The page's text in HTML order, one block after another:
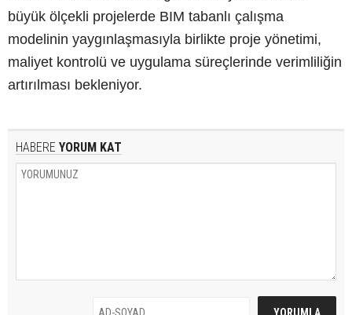
büyük ölçekli projelerde BIM tabanlı çalışma
modelinin yaygınlaşmasıyla birlikte proje yönetimi,
maliyet kontrolü ve uygulama süreçlerinde verimliliğin
artırılması bekleniyor.
HABERE YORUM KAT